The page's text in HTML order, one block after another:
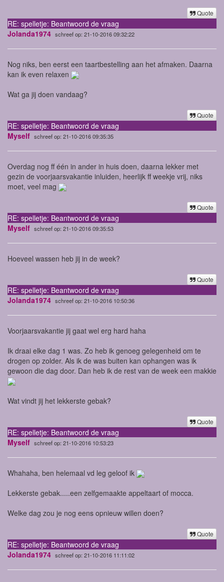
Quote
RE: spelletje: Beantwoord de vraag
Jolanda1974 schreef op: 21-10-2016 09:32:22
Nog niks, ben eerst een taartbestelling aan het afmaken. Daarna
kan ik even relaxen
Wat ga jij doen vandaag?
Quote
RE: spelletje: Beantwoord de vraag
Myself schreef op: 21-10-2016 09:35:35
Overdag nog ff één in ander in huis doen, daarna lekker met
gezin de voorjaarsvakantie inluiden, heerlijk ff weekje vrij, niks
moet, veel mag
Quote
RE: spelletje: Beantwoord de vraag
Myself schreef op: 21-10-2016 09:35:53
Hoeveel wassen heb jij in de week?
Quote
RE: spelletje: Beantwoord de vraag
Jolanda1974 schreef op: 21-10-2016 10:50:36
Voorjaarsvakantie jij gaat wel erg hard haha
Ik draai elke dag 1 was. Zo heb ik genoeg gelegenheid om te
drogen op zolder. Als ik de was buiten kan ophangen was ik
gewoon die dag door. Dan heb ik de rest van de week een makkie
Wat vindt jij het lekkerste gebak?
Quote
RE: spelletje: Beantwoord de vraag
Myself schreef op: 21-10-2016 10:53:23
Whahaha, ben helemaal vd leg geloof ik
Lekkerste gebak.....een zelfgemaakte appeltaart of mocca.
Welke dag zou je nog eens opnieuw willen doen?
Quote
RE: spelletje: Beantwoord de vraag
Jolanda1974 schreef op: 21-10-2016 11:11:02